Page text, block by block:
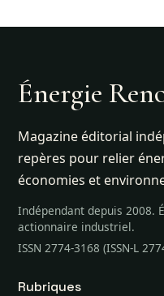
Énergie
Magazine éditorial
repères pour relier
économies et
Indépendant depuis 2008.
actionnaire industriel.
ISSN 2774-3168 (ISSN-L
Rubriques